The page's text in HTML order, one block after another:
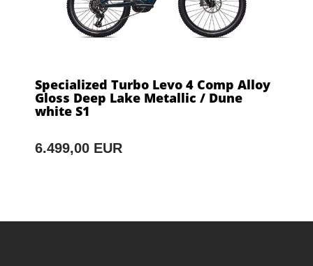
Specialized Turbo Levo 4 Comp Alloy
Gloss Deep Lake Metallic / Dune
white S1
6.499,00 EUR